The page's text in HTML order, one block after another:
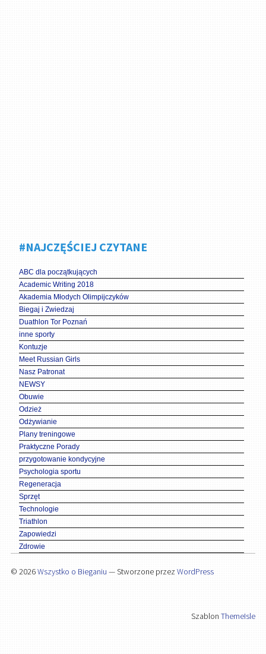
#NAJCZĘŚCIEJ CZYTANE
ABC dla początkujących
Academic Writing 2018
Akademia Młodych Olimpijczyków
Biegaj i Zwiedzaj
Duathlon Tor Poznań
inne sporty
Kontuzje
Meet Russian Girls
Nasz Patronat
NEWSY
Obuwie
Odzież
Odżywianie
Plany treningowe
Praktyczne Porady
przygotowanie kondycyjne
Psychologia sportu
Regeneracja
Sprzęt
Technologie
Triathlon
Zapowiedzi
Zdrowie
© 2026Wszystko o Bieganiu — Stworzone przez WordPress
SzablonThemeIsle